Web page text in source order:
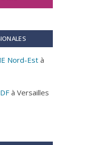
Nord-Està
à Versailles